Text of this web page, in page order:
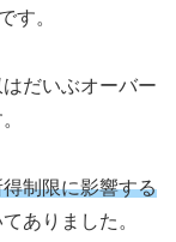
す。
だいぶオーバー
制限に影響する
ありました。